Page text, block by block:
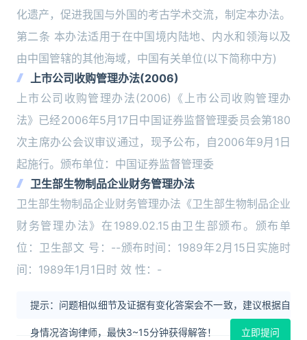
化遗产，促进我国与外国的考古学术交流，制定本办法。
第二条 本办法适用于在中国境内陆地、内水和领海以及
由中国管辖的其他海域，中国有关单位(以下简称中方)
上市公司收购管理办法(2006)
上市公司收购管理办法(2006)《上市公司收购管理办
法》已经2006年5月17日中国证券监督管理委员会第180
次主席办公会议审议通过，现予公布，自2006年9月1日
起施行。颁布单位：中国证券监督管理委
卫生部生物制品企业财务管理办法
卫生部生物制品企业财务管理办法《卫生部生物制品企业
财务管理办法》在1989.02.15由卫生部颁布。颁布单
位：卫生部文 号：--颁布时间：1989年2月15日实施时
间：1989年1月1日时 效 性：-
提示：问题相似细节及证据有变化答案会不一致，建议根据自
身情况咨询律师，最快3~15分钟获得解答！ 立即提问